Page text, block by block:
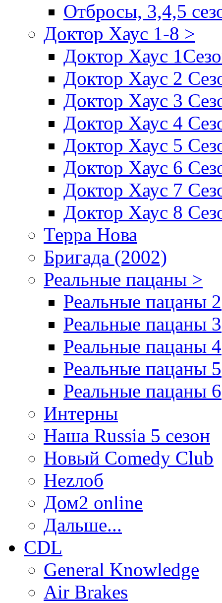
Отбросы, 3,4,5
Доктор Хаус 1-8 >
Доктор Хаус
Доктор Хаус 2
Доктор Хаус 3
Доктор Хаус 4
Доктор Хаус 5
Доктор Хаус 6
Доктор Хаус 7
Доктор Хаус 8
Терра Нова
Бригада (2002)
Реальные пацаны >
Реальные пацаны 2
Реальные пацаны 3
Реальные пацаны 4
Реальные пацаны 5
Реальные пацаны 6
Интерны
Наша Russia 5 сезон
Новый Comedy Club
Неzлоб
Дом2 online
Дальше...
CDL
General Knowledge
Air Brakes